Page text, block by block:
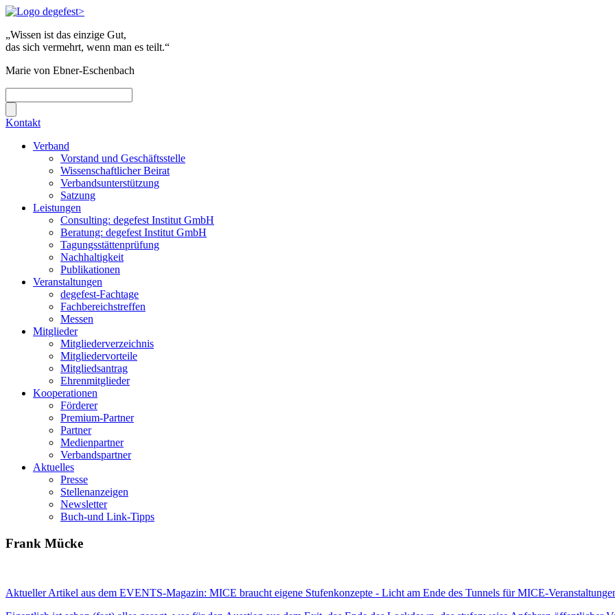
„Wissen ist das einzige Gut,
das sich vermehrt, wenn man es teilt.“
Marie von Ebner-Eschenbach
Kontakt
Verband
Vorstand und Geschäftsstelle
Wissenschaftlicher Beirat
Verbandsunterstützung
Satzung
Leistungen
Consulting: degefest Institut GmbH
Beratung: degefest Institut GmbH
Tagungsstättenprüfung
Nachhaltigkeit
Publikationen
Veranstaltungen
degefest-Fachtage
Fachbereichstreffen
Messen
Mitglieder
Mitgliederverzeichnis
Mitgliedervorteile
Mitgliedsantrag
Ehrenmitglieder
Kooperationen
Förderer
Premium-Partner
Partner
Medienpartner
Verbandspartner
Aktuelles
Presse
Stellenanzeigen
Newsletter
Buch-und Link-Tipps
Frank Mücke
Aktueller Artikel aus dem EVENTS-Magazin: MICE braucht eigene Stufenkonzepte - Licht am Ende des Tunnels für MICE-